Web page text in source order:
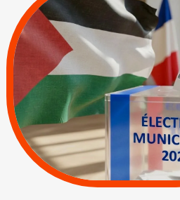
MUNICIPALES 2026 :
JE VOTE POUR LE
RESPECT DU DROIT
INTERNATIONAL EN
PALESTINE
APPELS | Actus |
Espaces Sans
Apartheid
| Lettres d'interpellation